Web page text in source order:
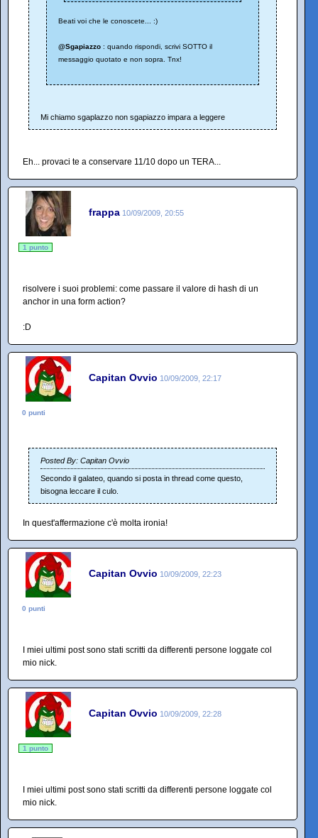
Beati voi che le conoscete... :)
@Sgapiazzo : quando rispondi, scrivi SOTTO il
messaggio quotato e non sopra. Tnx!
Mi chiamo sgaplazzo non sgapiazzo impara a leggere
Eh... provaci te a conservare 11/10 dopo un TERA...
frappa 10/09/2009, 20:55
1 punto
risolvere i suoi problemi: come passare il valore di hash di un
anchor in una form action?
:D
Capitan Ovvio 10/09/2009, 22:17
0 punti
Posted By: Capitan Ovvio
Secondo il galateo, quando si posta in thread come questo,
bisogna leccare il culo.
In quest'affermazione c'è molta ironia!
Capitan Ovvio 10/09/2009, 22:23
0 punti
I miei ultimi post sono stati scritti da differenti persone loggate col
mio nick.
Capitan Ovvio 10/09/2009, 22:28
1 punto
I miei ultimi post sono stati scritti da differenti persone loggate col
mio nick.